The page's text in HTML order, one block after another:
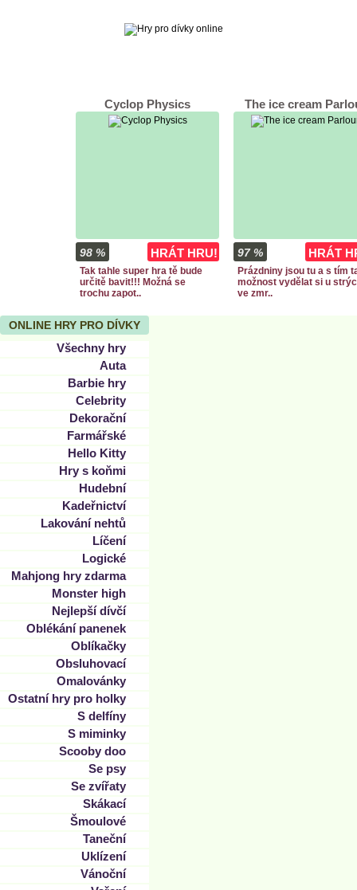
Cyclop Physics
98 % HRÁT HRU!
Tak tahle super hra tě bude
určitě bavit!!! Možná se
trochu zapot..
The ice cream
97 % HRÁT
Prázdniny jsou tu a s tím
možnost vydělat si u
ve zmr..
ONLINE HRY PRO DÍVKY
Všechny hry
Auta
Barbie hry
Celebrity
Dekorační
Farmářské
Hello Kitty
Hry s koňmi
Hudební
Kadeřnictví
Lakování nehtů
Líčení
Logické
Mahjong hry zdarma
Monster high
Nejlepší dívčí
Oblékání panenek
Oblíkačky
Obsluhovací
Omalovánky
Ostatní hry pro holky
S delfíny
S miminky
Scooby doo
Se psy
Se zvířaty
Skákací
Šmoulové
Taneční
Uklízení
Vánoční